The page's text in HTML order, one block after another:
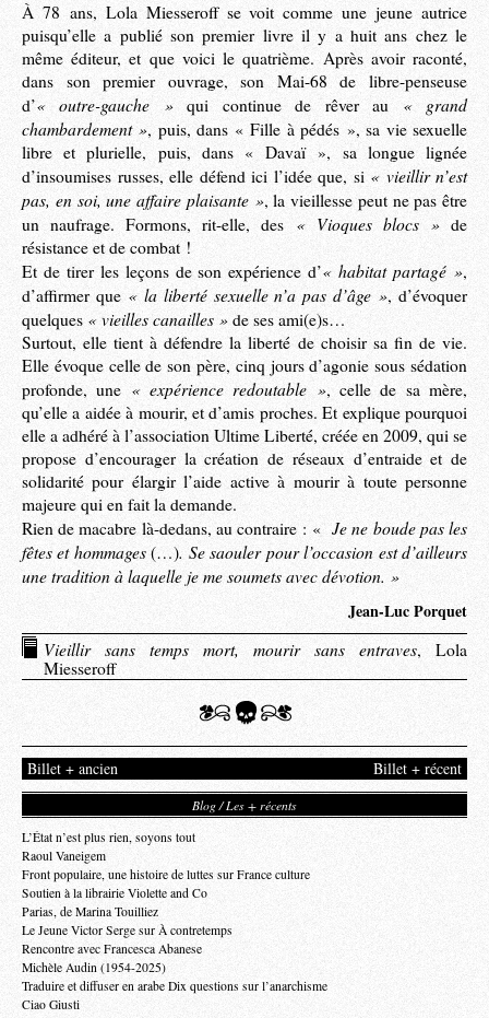
À 78 ans, Lola Miesseroff se voit comme une jeune autrice
puisqu’elle a publié son premier livre il y a huit ans chez le
même éditeur, et que voici le quatrième. Après avoir raconté,
dans son premier ouvrage, son Mai-68 de libre-penseuse
d’« outre-gauche »qui continue de rêver au « grand
chambardement », puis, dans « Fille à pédés », sa vie sexuelle
libre et plurielle, puis, dans « Davaï », sa longue lignée
d’insoumises russes, elle défend ici l’idée que, si « vieillir n’est
pas, en soi, une affaire plaisante », la vieillesse peut ne pas être
un naufrage. Formons, rit-elle, des « Vioques blocs »de
résistance et de combat !
Et de tirer les leçons de son expérience d’« habitat partagé »,
d’affirmer que « la liberté sexuelle n’a pas d’âge », d’évoquer
quelques « vieilles canailles » de ses ami(e)s…
Surtout, elle tient à défendre la liberté de choisir sa fin de vie.
Elle évoque celle de son père, cinq jours d’agonie sous sédation
profonde, une« expérience redoutable », celle de sa mère,
qu’elle a aidée à mourir, et d’amis proches. Et explique pourquoi
elle a adhéré à l’association Ultime Liberté, créée en 2009, qui se
propose d’encourager la création de réseaux d’entraide et de
solidarité pour élargir l’aide active à mourir à toute personne
majeure qui en fait la demande.
Rien de macabre là-dedans, au contraire : « Je ne boude pas les
fêtes et hommages(…). Se saouler pour l’occasion est d’ailleurs
une tradition à laquelle je me soumets avec dévotion. »
Jean-Luc Porquet
Vieillir sans temps mort, mourir sans entraves, Lola
Miesseroff
Billet + récent
Billet + ancien
Blog / Les + récents
L’État n’est plus rien, soyons tout
Raoul Vaneigem
Front populaire, une histoire de luttes sur France culture
Soutien à la librairie Violette and Co
Parias, de Marina Touilliez
Le Jeune Victor Serge sur À contretemps
Rencontre avec Francesca Abanese
Michèle Audin (1954-2025)
Traduire et diffuser en arabe Dix questions sur l’anarchisme
Ciao Giusti